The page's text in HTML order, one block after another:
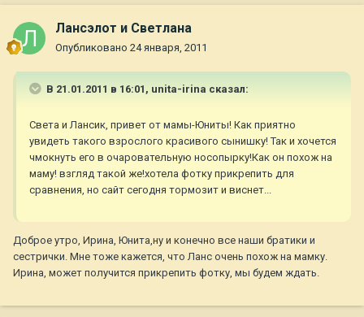
Лансэлот и Светлана
Опубликовано 24 января, 2011
В 21.01.2011 в 16:01, unita-irina сказал:
Света и Лансик, привет от мамы-Юниты! Как приятно
увидеть такого взрослого красивого сынишку! Так и хочется
чмокнуть его в очаровательную носопырку!Как он похож на
маму! взгляд такой же!хотела фотку прикрепить для
сравнения, но сайт сегодня тормозит и виснет...
Доброе утро, Ирина, Юнита,ну и конечно все наши братики и
сестрички. Мне тоже кажется, что Ланс очень похож на мамку.
Ирина, может получится прикрепить фотку, мы будем ждать.